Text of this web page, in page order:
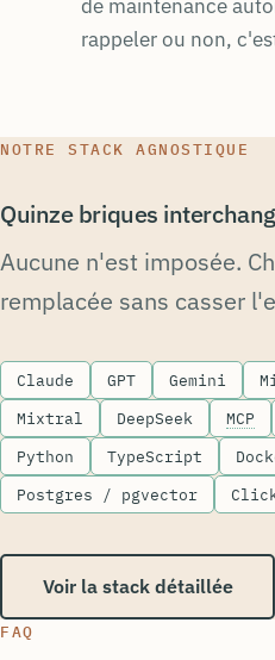
de maintenance
rappeler ou non,
NOTRE STACK AGNOSTIQUE
Quinze briques
Aucune n'est imposée.
remplacée sans casser
Claude GPT Gemini
Mixtral
DeepSeek MCP
Python
TypeScript
Postgres / pgvector
Voir la stack détaillée
FAQ